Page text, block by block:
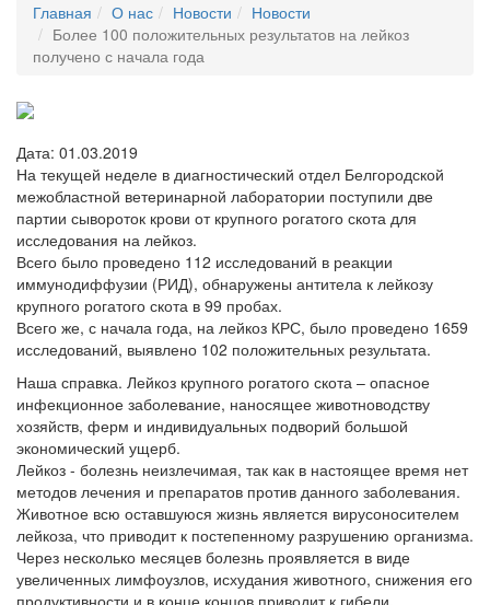
Главная О нас Новости
Новости
Более 100 положительных результатов на лейкоз
получено с начала года
Дата: 01.03.2019
На текущей неделе в диагностический отдел Белгородской
межобластной ветеринарной лаборатории поступили две
партии сывороток крови от крупного рогатого скота для
исследования на лейкоз.
Всего было проведено 112 исследований в реакции
иммунодиффузии (РИД), обнаружены антитела к лейкозу
крупного рогатого скота в 99 пробах.
Всего же, с начала года, на лейкоз КРС, было проведено 1659
исследований, выявлено 102 положительных результата.
Наша справка. Лейкоз крупного рогатого скота – опасное
инфекционное заболевание, наносящее животноводству
хозяйств, ферм и индивидуальных подворий большой
экономический ущерб.
Лейкоз - болезнь неизлечимая, так как в настоящее время нет
методов лечения и препаратов против данного заболевания.
Животное всю оставшуюся жизнь является вирусоносителем
лейкоза, что приводит к постепенному разрушению организма.
Через несколько месяцев болезнь проявляется в виде
увеличенных лимфоузлов, исхудания животного, снижения его